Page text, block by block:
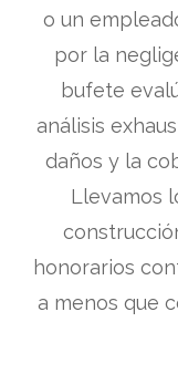
o un
por la
bufete
análisis
daños y la
Llevamos
honorarios
a menos que